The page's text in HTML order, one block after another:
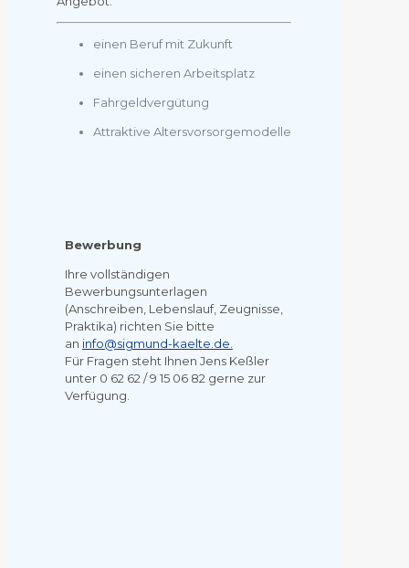
einen Beruf mit Zukunft
einen sicheren Arbeitsplatz
Fahrgeldvergütung
Attraktive Altersvorsorgemodelle
Bewerbung
Ihre vollständigen
Bewerbungsunterlagen
(Anschreiben, Lebenslauf, Zeugnisse,
Praktika) richten Sie bitte
an info@sigmund-kaelte.de.
Für Fragen steht Ihnen Jens Keßler
unter 0 62 62 / 9 15 06 82 gerne zur
Verfügung.